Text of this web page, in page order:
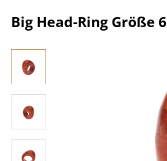
Big Head-Ring Größe